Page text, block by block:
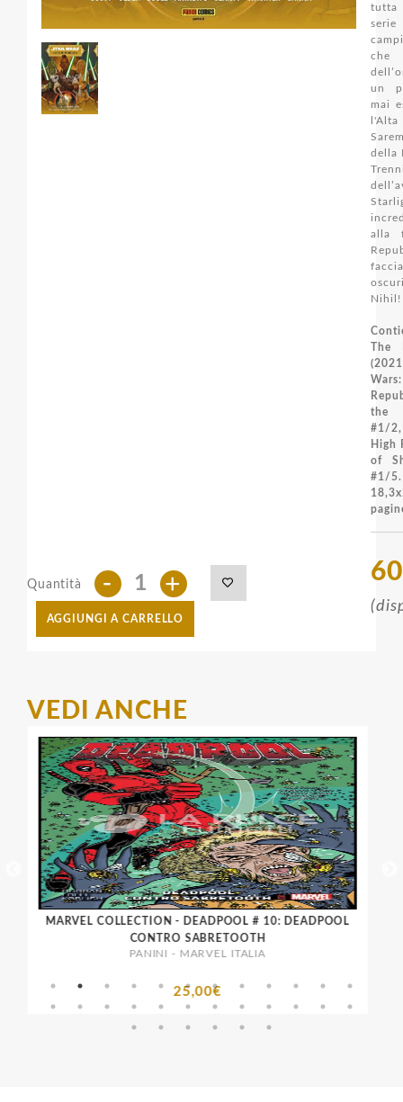
tutta
che
un
mai
della
alla
Nihil!
The
the
#1/2,
High
of
#1/5.
Quantità - +
AGGIUNGI A CARRELLO
VEDI ANCHE
MARVEL COLLECTION - DEADPOOL # 10: DEADPOOL
CONTRO SABRETOOTH
PANINI - MARVEL ITALIA
25,00€